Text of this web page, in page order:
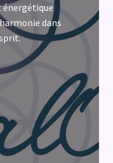
énergétique
dans